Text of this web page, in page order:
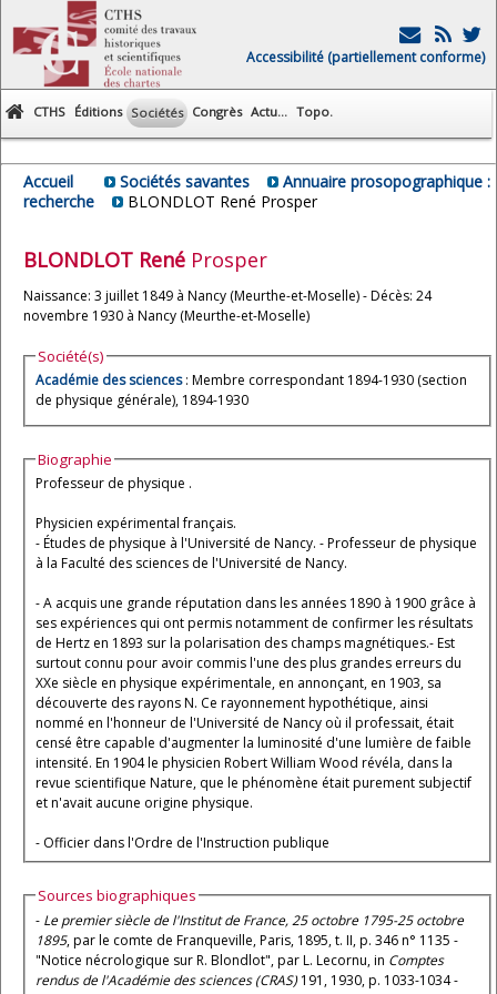
Accessibilité (partiellement conforme)
CTHS Éditions Sociétés Congrès Actu... Topo.
Accueil Sociétés savantes
Annuaire prosopographique :
recherche
BLONDLOT René Prosper
BLONDLOT René Prosper
Naissance: 3 juillet 1849 à Nancy (Meurthe-et-Moselle) - Décès: 24
novembre 1930 à Nancy (Meurthe-et-Moselle)
Société(s)
Académie des sciences: Membre correspondant 1894-1930 (section
de physique générale), 1894-1930
Biographie
Professeur de physique .
Physicien expérimental français.
- Études de physique à l'Université de Nancy. - Professeur de physique
à la Faculté des sciences de l'Université de Nancy.
- A acquis une grande réputation dans les années 1890 à 1900 grâce à
ses expériences qui ont permis notamment de confirmer les résultats
de Hertz en 1893 sur la polarisation des champs magnétiques.- Est
surtout connu pour avoir commis l'une des plus grandes erreurs du
XXe siècle en physique expérimentale, en annonçant, en 1903, sa
découverte des rayons N. Ce rayonnement hypothétique, ainsi
nommé en l'honneur de l'Université de Nancy où il professait, était
censé être capable d'augmenter la luminosité d'une lumière de faible
intensité. En 1904 le physicien Robert William Wood révéla, dans la
revue scientifique Nature, que le phénomène était purement subjectif
et n'avait aucune origine physique.
- Officier dans l'Ordre de l'Instruction publique
Sources biographiques
- Le premier siècle de l'Institut de France, 25 octobre 1795-25 octobre
1895, par le comte de Franqueville, Paris, 1895, t. II, p. 346 n° 1135 -
"Notice nécrologique sur R. Blondlot", par L. Lecornu, in Comptes
rendus de l'Académie des sciences (CRAS)191, 1930, p. 1033-1034 -